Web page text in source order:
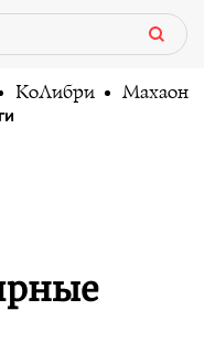
КоЛибри Махаон